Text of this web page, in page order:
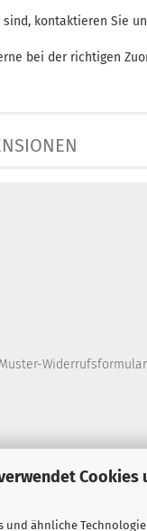
Cookies
und ähnliche
sind, kontaktieren Sie
bei der richtigen
Widerrufsformular